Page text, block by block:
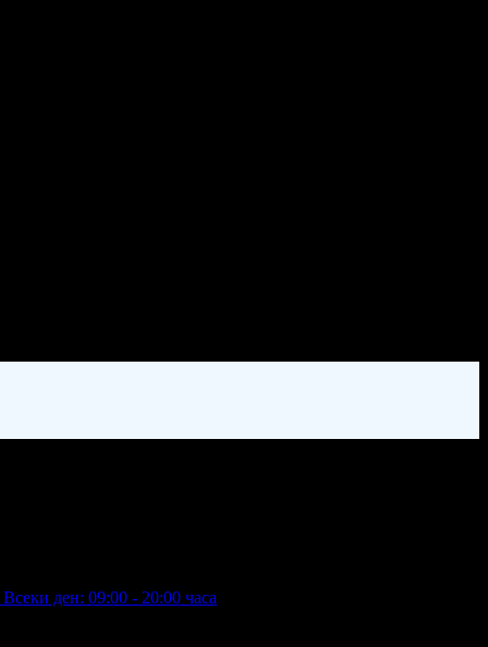
Всеки ден: 09:00 - 20:00 часа